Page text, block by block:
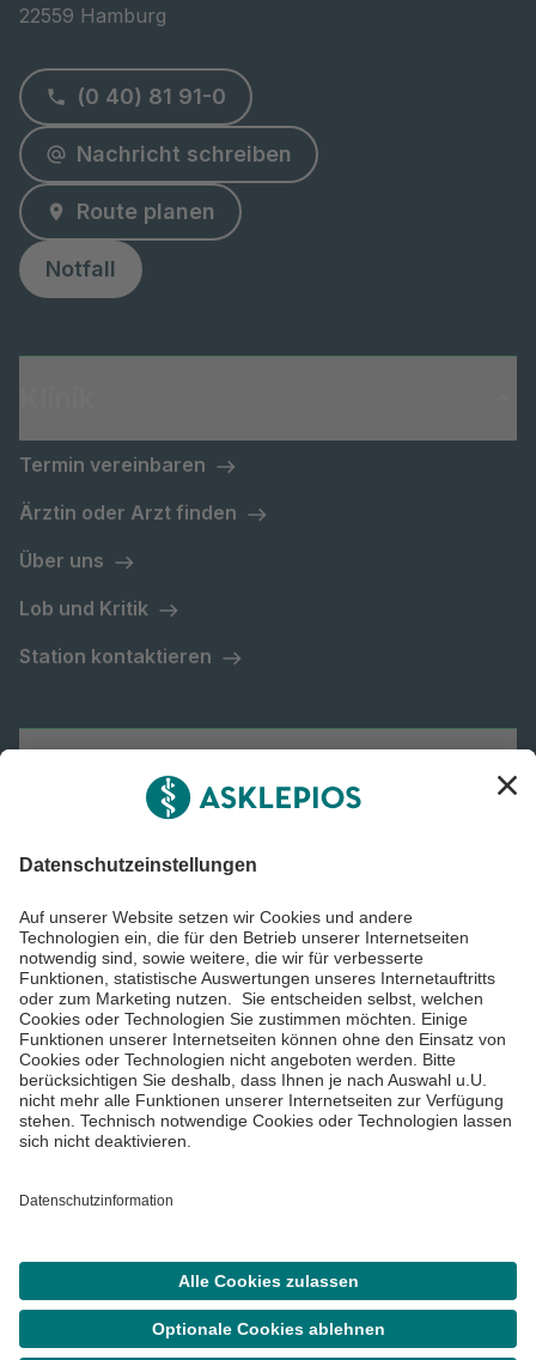
22559 Hamburg
(0 40) 81 91-0
Nachricht schreiben
Route planen
Notfall
Termin vereinbaren
Ärztin oder Arzt finden
Über uns
Lob und Kritik
Station kontaktieren
Asklepios Gruppe
Impressum
©Asklepios Kliniken GmbH & Co. KGaA 2026